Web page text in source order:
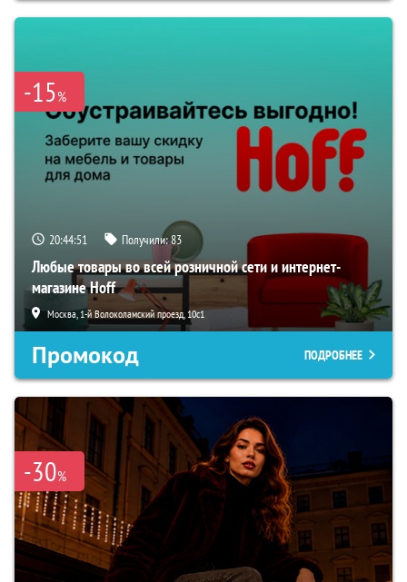
-15%
20:44:50 Получили:83
Любые товары во всей розничной сети и интернет-
магазине Hoff
Москва, 1-й Волоколамский проезд, 10с1
Промокод ПОДРОБНЕЕ
-30%